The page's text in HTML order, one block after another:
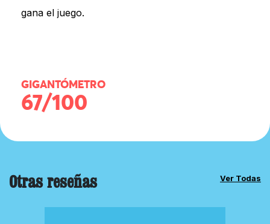
gana el juego.
GIGANTÓMETRO
67/100
Otras reseñas Ver Todas